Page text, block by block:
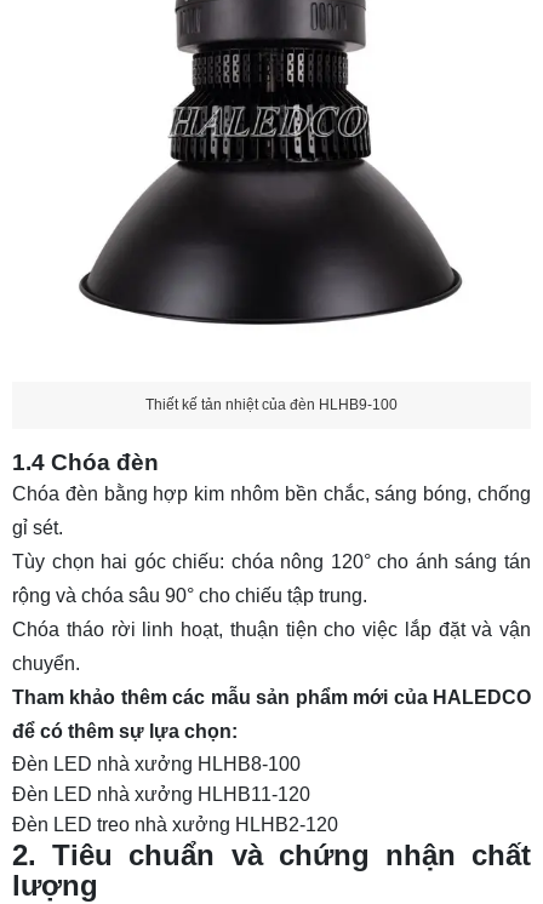
Thiết kế tản nhiệt của đèn HLHB9-100
1.4 Chóa đèn
Chóa đèn bằng hợp kim nhôm bền chắc, sáng bóng, chống
gỉ sét.
Tùy chọn hai góc chiếu: chóa nông 120° cho ánh sáng tán
rộng và chóa sâu 90° cho chiếu tập trung.
Chóa tháo rời linh hoạt, thuận tiện cho việc lắp đặt và vận
chuyển.
Tham khảo thêm các mẫu sản phẩm mới của HALEDCO
để có thêm sự lựa chọn:
Đèn LED nhà xưởng HLHB8-100
Đèn LED nhà xưởng HLHB11-120
Đèn LED treo nhà xưởng HLHB2-120
2. Tiêu chuẩn và chứng nhận chất
lượng